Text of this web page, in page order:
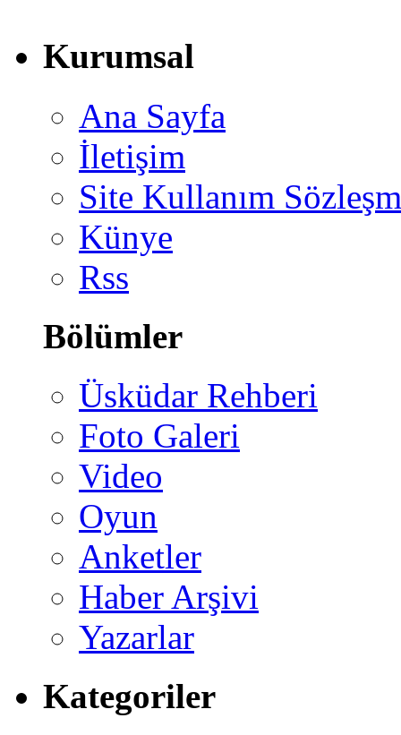
Kurumsal
Ana Sayfa
İletişim
Site Kullanım
Künye
Rss
Bölümler
Üsküdar Rehberi
Foto Galeri
Video
Oyun
Anketler
Haber Arşivi
Yazarlar
Kategoriler